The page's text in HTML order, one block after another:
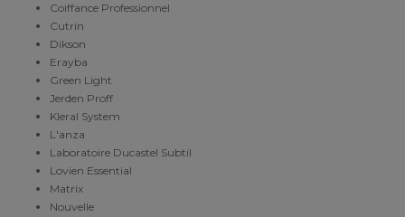
Coiffance Professionnel
Cutrin
Dikson
Erayba
Green Light
Jerden Proff
Kleral System
L'anza
Laboratoire Ducastel Subtil
Lovien Essential
Matrix
Nouvelle